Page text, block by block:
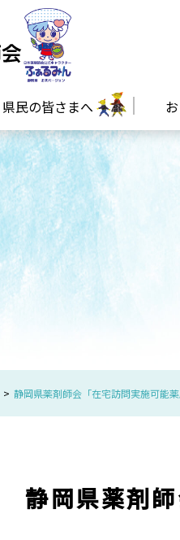
県民の皆さまへ
静岡県薬剤師会「在宅訪問実施可能薬
静岡県薬剤